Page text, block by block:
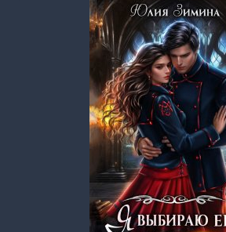
ДВУЛИКОГО
(ЮЛИЯ
ЗИМИНА)